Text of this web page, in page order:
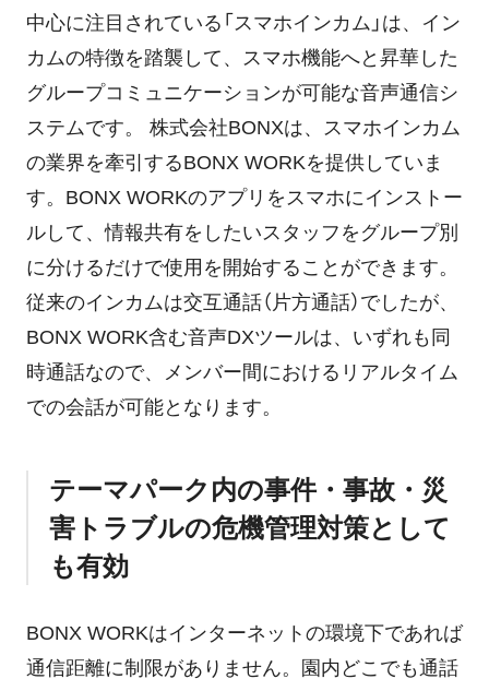
中心に注目されている「スマホインカム」は、イン
カムの特徴を踏襲して、スマホ機能へと昇華した
グループコミュニケーションが可能な音声通信シ
ステムです。 株式会社BONXは、スマホインカム
の業界を牽引するBONX WORKを提供していま
す。BONX WORKのアプリをスマホにインストー
ルして、情報共有をしたいスタッフをグループ別
に分けるだけで使用を開始することができます。
従来のインカムは交互通話（片方通話）でしたが、
BONX WORK含む音声DXツールは、いずれも同
時通話なので、メンバー間におけるリアルタイム
での会話が可能となります。
テーマパーク内の事件・事故・災
害トラブルの危機管理対策として
も有効
BONX WORKはインターネットの環境下であれば
通信距離に制限がありません。園内どこでも通話